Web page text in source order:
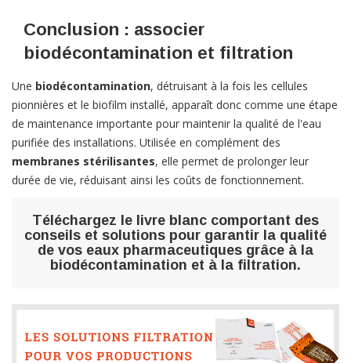
Conclusion : associer
biodécontamination et filtration
Une biodécontamination, détruisant à la fois les cellules
pionnières et le biofilm installé, apparaît donc comme une étape
de maintenance importante pour maintenir la qualité de l'eau
purifiée des installations. Utilisée en complément des
membranes stérilisantes, elle permet de prolonger leur
durée de vie, réduisant ainsi les coûts de fonctionnement.
Téléchargez le livre blanc comportant des
conseils et solutions pour garantir la qualité
de vos eaux pharmaceutiques grâce à la
biodécontamination et à la filtration.